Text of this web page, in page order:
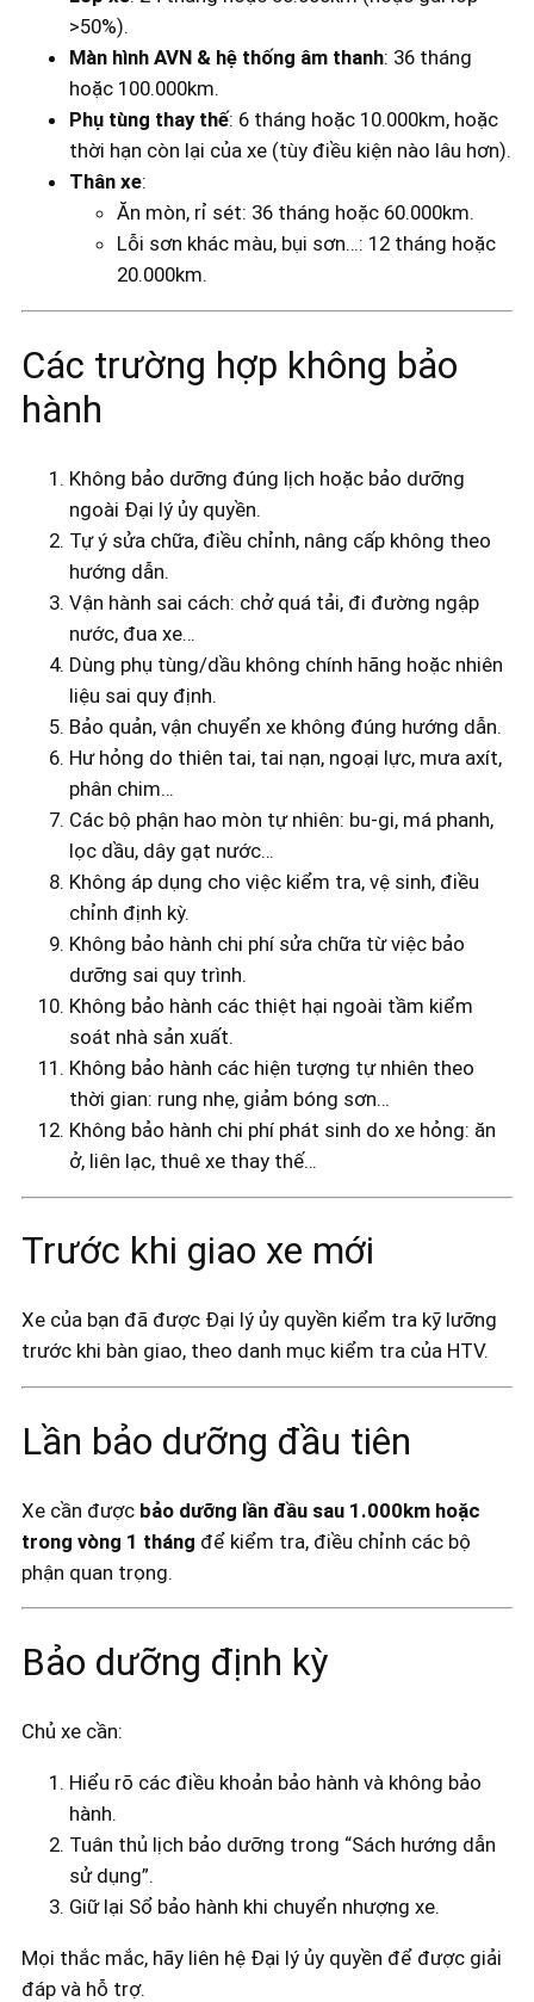
>50%).
Màn hình AVN & hệ thống âm thanh: 36 tháng
hoặc 100.000km.
Phụ tùng thay thế: 6 tháng hoặc 10.000km, hoặc
thời hạn còn lại của xe (tùy điều kiện nào lâu hơn).
Thân xe:
Ăn mòn, rỉ sét: 36 tháng hoặc 60.000km.
Lỗi sơn khác màu, bụi sơn…: 12 tháng hoặc
20.000km.
Các trường hợp không bảo
hành
Không bảo dưỡng đúng lịch hoặc bảo dưỡng
ngoài Đại lý ủy quyền.
Tự ý sửa chữa, điều chỉnh, nâng cấp không theo
hướng dẫn.
Vận hành sai cách: chở quá tải, đi đường ngập
nước, đua xe…
Dùng phụ tùng/dầu không chính hãng hoặc nhiên
liệu sai quy định.
Bảo quản, vận chuyển xe không đúng hướng dẫn.
Hư hỏng do thiên tai, tai nạn, ngoại lực, mưa axít,
phân chim…
Các bộ phận hao mòn tự nhiên: bu-gi, má phanh,
lọc dầu, dây gạt nước…
Không áp dụng cho việc kiểm tra, vệ sinh, điều
chỉnh định kỳ.
Không bảo hành chi phí sửa chữa từ việc bảo
dưỡng sai quy trình.
Không bảo hành các thiệt hại ngoài tầm kiểm
soát nhà sản xuất.
Không bảo hành các hiện tượng tự nhiên theo
thời gian: rung nhẹ, giảm bóng sơn…
Không bảo hành chi phí phát sinh do xe hỏng: ăn
ở, liên lạc, thuê xe thay thế…
Trước khi giao xe mới
Xe của bạn đã được Đại lý ủy quyền kiểm tra kỹ lưỡng
trước khi bàn giao, theo danh mục kiểm tra của HTV.
Lần bảo dưỡng đầu tiên
Xe cần được bảo dưỡng lần đầu sau 1.000km hoặc
trong vòng 1 tháng để kiểm tra, điều chỉnh các bộ
phận quan trọng.
Bảo dưỡng định kỳ
Chủ xe cần:
Hiểu rõ các điều khoản bảo hành và không bảo
hành.
Tuân thủ lịch bảo dưỡng trong “Sách hướng dẫn
sử dụng”.
Giữ lại Sổ bảo hành khi chuyển nhượng xe.
Mọi thắc mắc, hãy liên hệ Đại lý ủy quyền để được giải
đáp và hỗ trợ.